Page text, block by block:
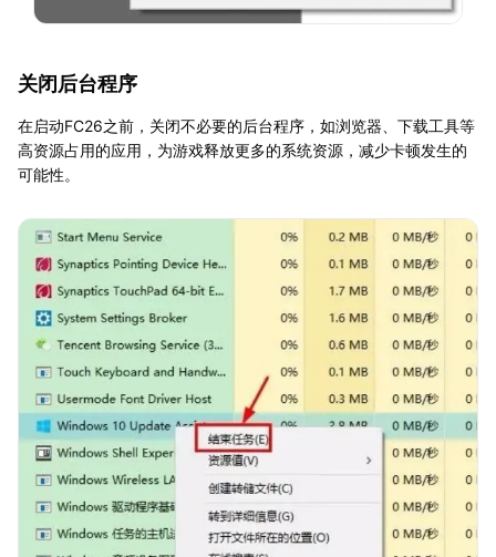
关闭后台程序
在启动FC26之前，关闭不必要的后台程序，如浏览器、下载工具等
高资源占用的应用，为游戏释放更多的系统资源，减少卡顿发生的
可能性。